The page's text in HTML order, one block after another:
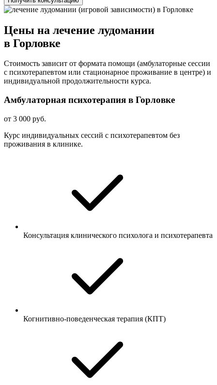
Цены на лечение лудомании
в Горловке
Стоимость зависит от формата помощи (амбулаторные сессии
с психотерапевтом или стационарное проживание в центре) и
индивидуальной продолжительности курса.
Амбулаторная психотерапия в Горловке
от 3 000 руб.
Курс индивидуальных сессий с психотерапевтом без
проживания в клинике.
Консультация клинического психолога и психотерапевта
Когнитивно-поведенческая терапия (КПТ)